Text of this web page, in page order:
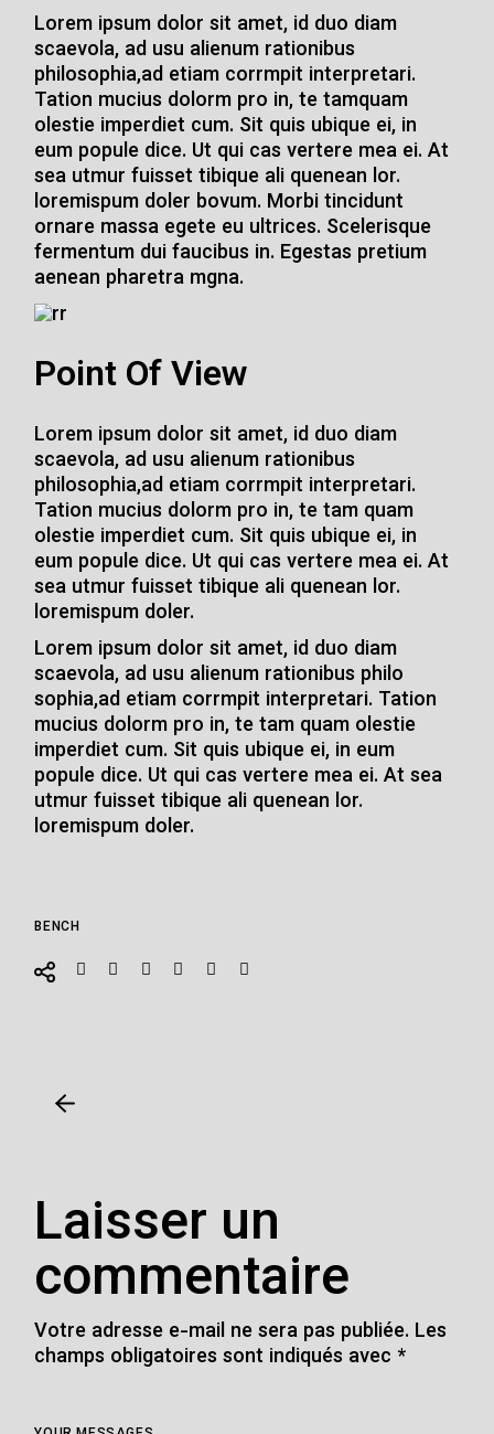
Lorem ipsum dolor sit amet, id duo diam
scaevola, ad usu alienum rationibus
philosophia,ad etiam corrmpit interpretari.
Tation mucius dolorm pro in, te tamquam
olestie imperdiet cum. Sit quis ubique ei, in
eum popule dice. Ut qui cas vertere mea ei. At
sea utmur fuisset tibique ali quenean lor.
loremispum doler bovum. Morbi tincidunt
ornare massa egete eu ultrices. Scelerisque
fermentum dui faucibus in. Egestas pretium
aenean pharetra mgna.
Point Of View
Lorem ipsum dolor sit amet, id duo diam
scaevola, ad usu alienum rationibus
philosophia,ad etiam corrmpit interpretari.
Tation mucius dolorm pro in, te tam quam
olestie imperdiet cum. Sit quis ubique ei, in
eum popule dice. Ut qui cas vertere mea ei. At
sea utmur fuisset tibique ali quenean lor.
loremispum doler.
Lorem ipsum dolor sit amet, id duo diam
scaevola, ad usu alienum rationibus philo
sophia,ad etiam corrmpit interpretari. Tation
mucius dolorm pro in, te tam quam olestie
imperdiet cum. Sit quis ubique ei, in eum
popule dice. Ut qui cas vertere mea ei. At sea
utmur fuisset tibique ali quenean lor.
loremispum doler.
BENCH
Laisser un
commentaire
Votre adresse e-mail ne sera pas publiée. Les
champs obligatoires sont indiqués avec*